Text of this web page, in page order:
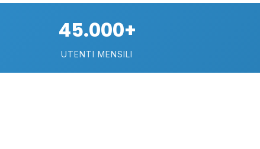
21
45.000+
UTENTI MENSILI